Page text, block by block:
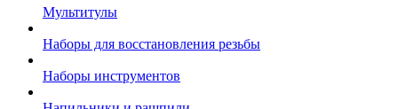
Мультитулы
Наборы для восстановления резьбы
Наборы инструментов